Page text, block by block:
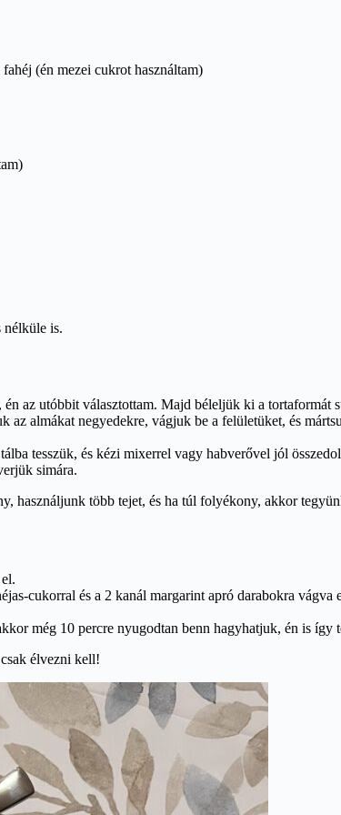
(én mezei cukrot használtam)
nélküle is.
az utóbbit választottam. Majd béleljük ki a tortaformát
almákat negyedekre, vágjuk be a felületüket, és
tesszük, és kézi mixerrel vagy habverővel jól
simára.
több tejet, és ha túl folyékony, akkor
cukorral és a 2 kanál margarint apró darabokra
még 10 percre nyugodtan benn hagyhatjuk, én is így
élvezni kell!